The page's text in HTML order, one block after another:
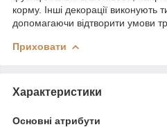
корму. Інші декорації виконують
допомагаючи відтворити умови
Приховати
Характеристики
Основні атрибути